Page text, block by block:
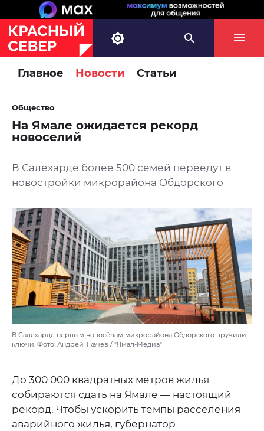
Главное Новости Статьи
Общество
На Ямале ожидается рекорд
новоселий
В Салехарде более 500 семей переедут в
новостройки микрорайона Обдорского
В Салехарде первым новосёлам микрорайона Обдорского вручили
ключи. Фото: Андрей Ткачёв / "Ямал-Медиа"
До 300 000 квадратных метров жилья
собираются сдать на Ямале — настоящий
рекорд. Чтобы ускорить темпы расселения
аварийного жилья, губернатор